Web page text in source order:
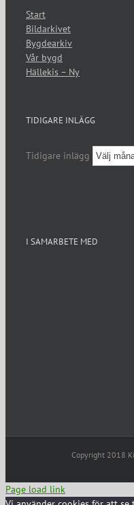
Start
Bildarkivet
Bygdearkiv
Vår bygd
Hällekis – Ny
TIDIGARE INLÄGG
Tidigare inlägg
I SAMARBETE MED
Copyright 2018
Page load link